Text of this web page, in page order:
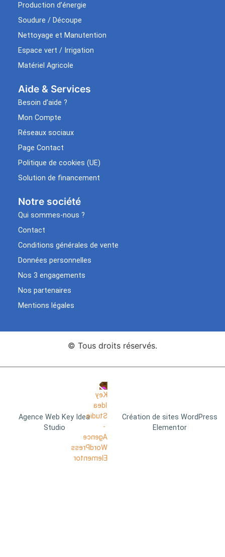
Production d’énergie
Soudure / Découpe
Nettoyage et Manutention
Espace vert / Irrigation
Matériel Agricole
Aide & Services​
Besoin d’aide ?
Mon Compte
Réseaux sociaux
Page Contact
Politique de cookies (UE)
Solution de financement
Notre société
Qui sommes-nous ?
Contact
Conditions générales de vente
Données personnelles
Nos 3 engagements
Nos partenaires
Mentions légales
© Tous droits réservés.
Agence Web Key Idea
Studio
Création de sites WordPress
Elementor